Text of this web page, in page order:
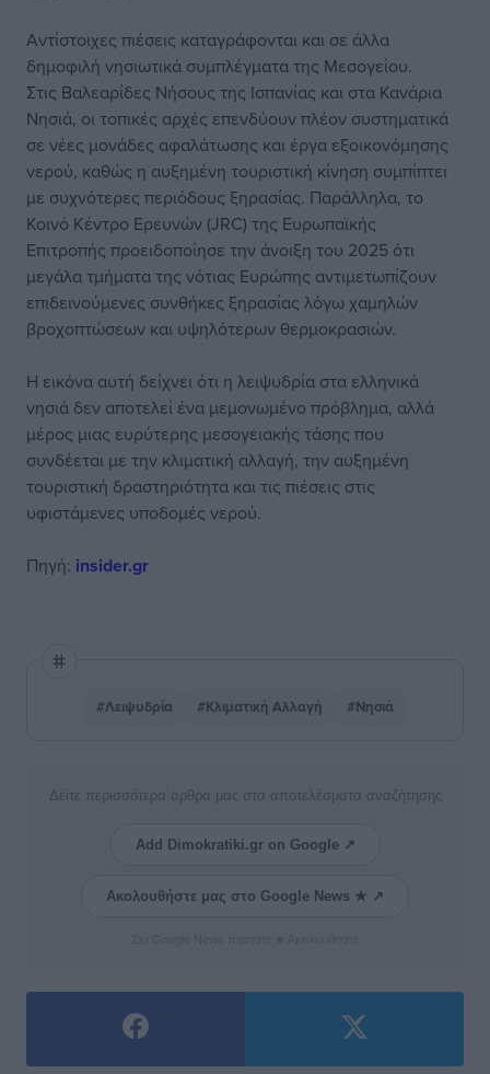
Αντίστοιχες πιέσεις καταγράφονται και σε άλλα
δημοφιλή νησιωτικά συμπλέγματα της Μεσογείου.
Στις Βαλεαρίδες Νήσους της Ισπανίας και στα Κανάρια
Νησιά, οι τοπικές αρχές επενδύουν πλέον συστηματικά
σε νέες μονάδες αφαλάτωσης και έργα εξοικονόμησης
νερού, καθώς η αυξημένη τουριστική κίνηση συμπίπτει
με συχνότερες περιόδους ξηρασίας. Παράλληλα, το
Κοινό Κέντρο Ερευνών (JRC) της Ευρωπαϊκής
Επιτροπής προειδοποίησε την άνοιξη του 2025 ότι
μεγάλα τμήματα της νότιας Ευρώπης αντιμετωπίζουν
επιδεινούμενες συνθήκες ξηρασίας λόγω χαμηλών
βροχοπτώσεων και υψηλότερων θερμοκρασιών.
Η εικόνα αυτή δείχνει ότι η λειψυδρία στα ελληνικά
νησιά δεν αποτελεί ένα μεμονωμένο πρόβλημα, αλλά
μέρος μιας ευρύτερης μεσογειακής τάσης που
συνδέεται με την κλιματική αλλαγή, την αυξημένη
τουριστική δραστηριότητα και τις πιέσεις στις
υφιστάμενες υποδομές νερού.
Πηγή: insider.gr
#Λειψυδρία #Κλιματική Αλλαγή #Νησιά
Δείτε περισσότερα άρθρα μας στα αποτελέσματα αναζήτησης
Add Dimokratiki.gr on Google ↗
Ακολουθήστε μας στο Google News ★ ↗